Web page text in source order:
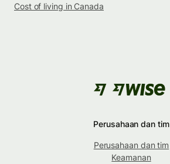
Cost of living in Canada
Perusahaan dan tim
Perusahaan dan tim
Keamanan